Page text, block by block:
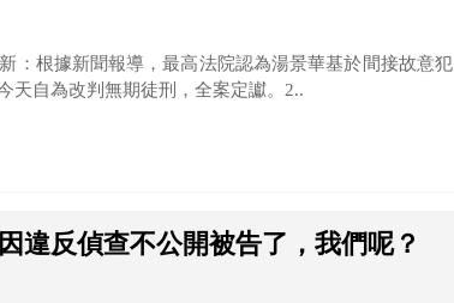
：根據新聞報導，最高法院認為湯景華基於間接故意犯
天自為改判無期徒刑，全案定讞。2..
違反偵查不公開被告了，我們呢？